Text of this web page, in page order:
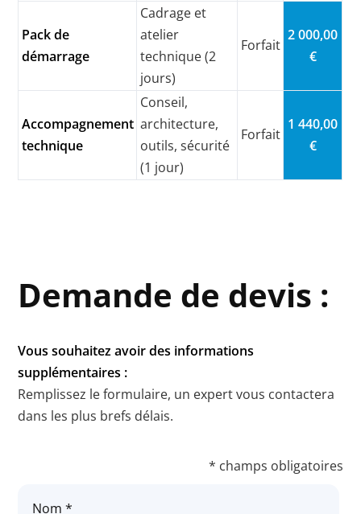
Pack de
démarrage
Cadrage et
atelier
technique (2
jours)
Forfait
2 000,00
€
Accompagnement
technique
Conseil,
architecture,
outils, sécurité
(1 jour)
Forfait
1 440,00
€
Demande de devis :
Vous souhaitez avoir des informations
supplémentaires :
Remplissez le formulaire, un expert vous contactera
dans les plus brefs délais.
* champs obligatoires
Nom *